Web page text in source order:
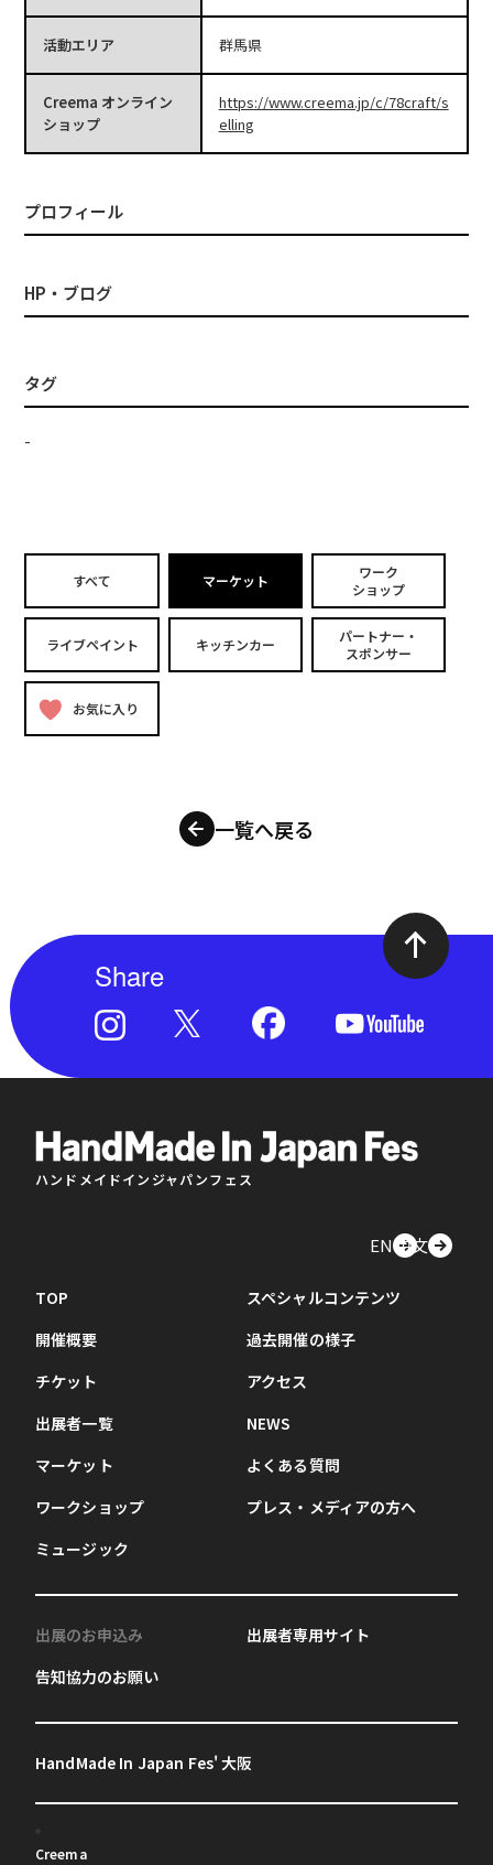
活動エリア 群馬県
Creema オンライン
ショップ
https://www.creema.jp/c/78craft/s
elling
プロフィール
HP・ブログ
タグ
-
すべて マーケット
ワーク
ショップ
ライブペイント キッチンカー
パートナー・
スポンサー
お気に入り
一覧へ戻る
Share
ハンドメイドインジャパンフェス
EN中文
TOP
開催概要
チケット
出展者一覧
マーケット
ワークショップ
ミュージック
スペシャルコンテンツ
過去開催の様子
アクセス
NEWS
よくある質問
プレス・メディアの方へ
出展のお申込み
告知協力のお願い
出展者専用サイト
HandMade In Japan Fes' 大阪
Creema